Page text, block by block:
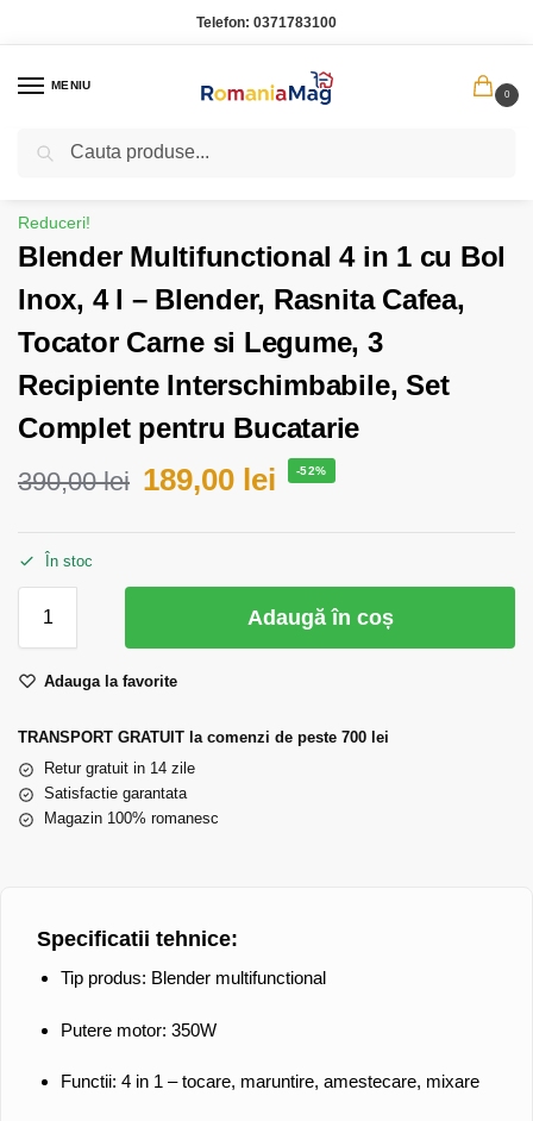
Telefon: 0371783100
MENIU
0
Prima pagină / Bucatarie
Reduceri!
Blender Multifunctional 4 in 1 cu Bol
Inox, 4 l – Blender, Rasnita Cafea,
Tocator Carne si Legume, 3
Recipiente Interschimbabile, Set
Complet pentru Bucatarie
390,00lei 189,00 lei -52%
În stoc
Adaugă în coș
Adauga la favorite
TRANSPORT GRATUIT la comenzi de peste 700 lei
Retur gratuit in 14 zile
Satisfactie garantata
Magazin 100% romanesc
Specificatii tehnice:
Tip produs: Blender multifunctional
Putere motor: 350W
Functii: 4 in 1 – tocare, maruntire, amestecare, mixare